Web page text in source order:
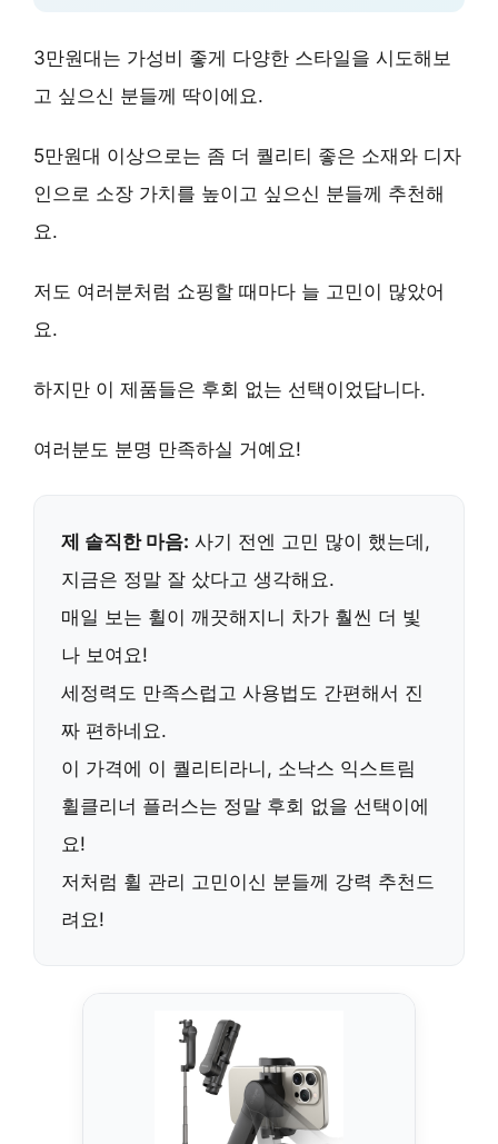
3만원대는 가성비 좋게 다양한 스타일을 시도해보
고 싶으신 분들께 딱이에요.
5만원대 이상으로는 좀 더 퀄리티 좋은 소재와 디자
인으로 소장 가치를 높이고 싶으신 분들께 추천해
요.
저도 여러분처럼 쇼핑할 때마다 늘 고민이 많았어
요.
하지만 이 제품들은 후회 없는 선택이었답니다.
여러분도 분명 만족하실 거예요!
제 솔직한 마음: 사기 전엔 고민 많이 했는데,
지금은 정말 잘 샀다고 생각해요.
매일 보는 휠이 깨끗해지니 차가 훨씬 더 빛
나 보여요!
세정력도 만족스럽고 사용법도 간편해서 진
짜 편하네요.
이 가격에 이 퀄리티라니, 소낙스 익스트림
휠클리너 플러스는 정말 후회 없을 선택이에
요!
저처럼 휠 관리 고민이신 분들께 강력 추천드
려요!